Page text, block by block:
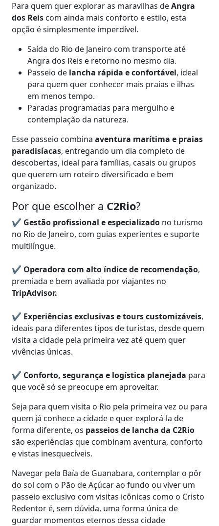
Para quem quer explorar as maravilhas deAngra
dos Reis com ainda mais conforto e estilo, esta
opção é simplesmente imperdível.
Saída do Rio de Janeiro com transporte até
Angra dos Reis e retorno no mesmo dia.
Passeio de lancha rápida e confortável, ideal
para quem quer conhecer mais praias e ilhas
em menos tempo.
Paradas programadas para mergulho e
contemplação da natureza.
Esse passeio combina aventura marítima e praias
paradisíacas, entregando um dia completo de
descobertas, ideal para famílias, casais ou grupos
que querem um roteiro diversificado e bem
organizado.
Por que escolher a C2Rio?
✔ Gestão profissional e especializado no turismo
no Rio de Janeiro, com guias experientes e suporte
multilíngue.
✔ Operadora com alto índice de recomendação,
premiada e bem avaliada por viajantes no
TripAdvisor.
✔ Experiências exclusivas e tours customizáveis,
ideais para diferentes tipos de turistas, desde quem
visita a cidade pela primeira vez até quem quer
vivências únicas.
✔ Conforto, segurança e logística planejada para
que você só se preocupe em aproveitar.
Seja para quem visita o Rio pela primeira vez ou para
quem já conhece a cidade e quer explorá-la de
forma diferente, os passeios de lancha da C2Rio
são experiências que combinam aventura, conforto
e vistas inesquecíveis.
Navegar pela Baía de Guanabara, contemplar o pôr
do sol com o Pão de Açúcar ao fundo ou viver um
passeio exclusivo com visitas icônicas como o Cristo
Redentor é, sem dúvida, uma forma única de
guardar momentos eternos dessa cidade